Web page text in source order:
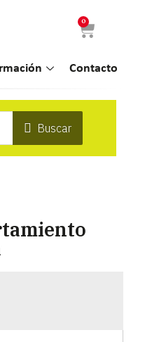
0
Contacto
Buscar